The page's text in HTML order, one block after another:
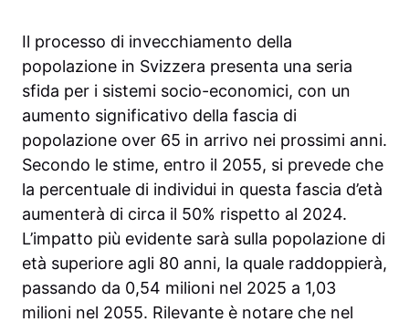
Il processo di invecchiamento della
popolazione in Svizzera presenta una seria
sfida per i sistemi socio-economici, con un
aumento significativo della fascia di
popolazione over 65 in arrivo nei prossimi anni.
Secondo le stime, entro il 2055, si prevede che
la percentuale di individui in questa fascia d’età
aumenterà di circa il 50% rispetto al 2024.
L’impatto più evidente sarà sulla popolazione di
età superiore agli 80 anni, la quale raddoppierà,
passando da 0,54 milioni nel 2025 a 1,03
milioni nel 2055. Rilevante è notare che nel